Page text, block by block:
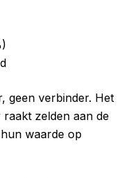
geen verbinder. Het
zelden aan de
waarde op